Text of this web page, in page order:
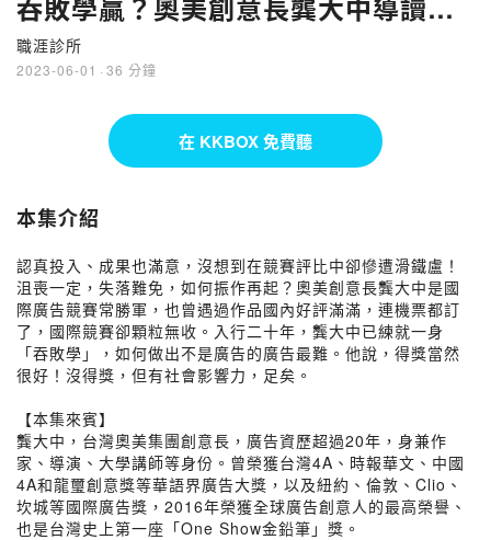
吞敗學贏？奧美創意長龔大中導讀小
人物的影響力
職涯診所
2023-06-01 · 36 分鐘
在 KKBOX 免費聽
本集介紹
認真投入、成果也滿意，沒想到在競賽評比中卻慘遭滑鐵盧！
沮喪一定，失落難免，如何振作再起？奧美創意長龔大中是國
際廣告競賽常勝軍，也曾遇過作品國內好評滿滿，連機票都訂
了，國際競賽卻顆粒無收。入行二十年，龔大中已練就一身
「吞敗學」，如何做出不是廣告的廣告最難。他說，得獎當然
很好！沒得獎，但有社會影響力，足矣。
【本集來賓】
龔大中，台灣奧美集團創意長，廣告資歷超過20年，身兼作
家、導演、大學講師等身份。曾榮獲台灣4A、時報華文、中國
4A和龍璽創意獎等華語界廣告大獎，以及紐約、倫敦、Clio、
坎城等國際廣告獎，2016年榮獲全球廣告創意人的最高榮譽、
也是台灣史上第一座「One Show金鉛筆」獎。